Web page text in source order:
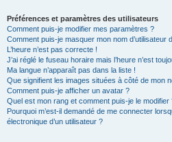
Préférences et paramètres des utilisateurs
Comment puis-je modifier mes paramètres ?
Comment puis-je masquer mon nom d’utilisateur
L’heure n’est pas correcte !
J’ai réglé le fuseau horaire mais l’heure n’est
Ma langue n’apparaît pas dans la liste !
Que signifient les images situées à côté de mon
Comment puis-je afficher un avatar ?
Quel est mon rang et comment puis-je le modifier
Pourquoi m’est-il demandé de me connecter
électronique d’un utilisateur ?